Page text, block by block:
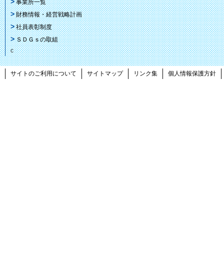
事業所一覧
財務情報・経営戦略計画
社員表彰制度
ＳＤＧｓの取組
c
サイトのご利用について サイトマップ リンク集 個人情報保護方針